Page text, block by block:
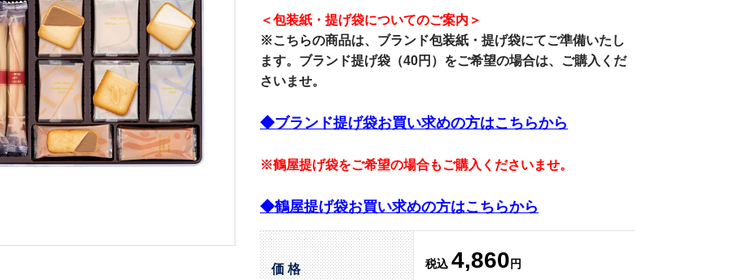
＜包装紙・提げ袋についてのご案内＞
※こちらの商品は、 ブランド包装紙・提げ袋にてご準備いたし
ます。ブランド提げ袋（40円）をご希望の場合は、ご購入くだ
さいませ。
◆ブランド提げ袋お買い求めの方はこちらから
※鶴屋提げ袋をご希望の場合もご購入くださいませ。
◆鶴屋提げ袋お買い求めの方はこちらから
価 格 税込 4,860 円